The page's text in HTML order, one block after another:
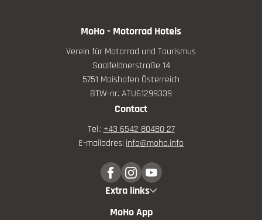
MoHo - Motorrad Hotels
Verein für Motorrad und Tourismus
Saalfeldnerstraße 14
5751 Maishofen Österreich
BTW-nr. ATU61299339
Contact
Tel.: +43 6542 80480 27
E-mailadres: info@moho.info
Extra links
MoHo App